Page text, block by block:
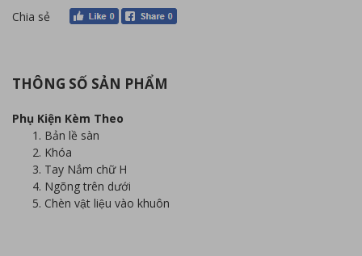
Chia sẻ
THÔNG SỐ SẢN PHẨM
Phụ Kiện Kèm Theo
Bản lề sàn
Khóa
Tay Nắm chữ H
Ngõng trên dưới
Chèn vật liệu vào khuôn